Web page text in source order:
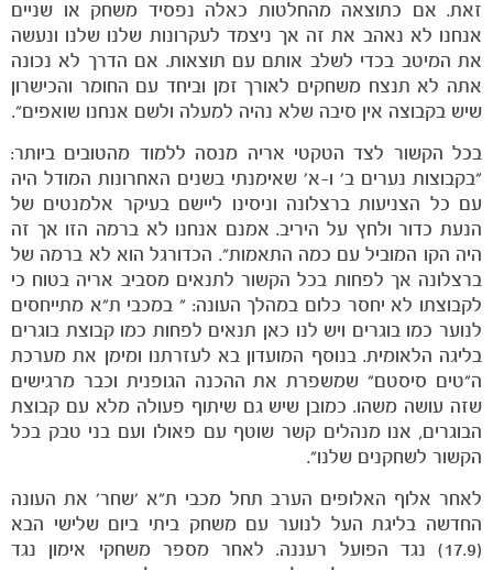
משחקים
ותוצאות
זאת. אם כתוצאה מהחלטות כאלה נפסיד משחק או שניים
אנחנו לא נאהב את זה אך ניצמד לעקרונות שלנו שלנו ונעשה
את המיטב בכדי לשלב אותם עם תוצאות. אם הדרך לא נכונה
אתה לא תנצח משחקים לאורך זמן וביחד עם החומר והכישרון
שיש בקבוצה אין סיבה שלא נהיה למעלה ולשם אנחנו שואפים".
בכל הקשור לצד הטקטי אריה מנסה ללמוד מהטובים ביותר:
"בקבוצות נערים ב' ו-א' שאימנתי בשנים האחרונות המודל היה
עם כל הצניעות ברצלונה וניסינו ליישם בעיקר אלמנטים של
הנעת כדור ולחץ על היריב. אמנם אנחנו לא ברמה הזו אך זה
היה הקו המוביל עם כמה התאמות". הכדורגל הוא לא ברמה של
ברצלונה אך לפחות בכל הקשור לתנאים מסביב אריה בטוח כי
לקבוצתו לא יחסר כלום במהלך העונה: " במכבי ת"א מתייחסים
לנוער כמו בוגרים ויש לנו כאן תנאים לפחות כמו קבוצת בוגרים
בליגה הלאומית. בנוסף המועדון בא לעזרתנו ומימן את מערכת
ה"טים סיסטם" שמשפרת את ההכנה הגופנית וכבר מרגישים
שזה עושה משהו. כמובן שיש גם שיתוף פעולה מלא עם קבוצת
הבוגרים, אנו מנהלים קשר שוטף עם פאולו ועם בני טבק בכל
הקשור לשחקנים שלנו".
לאחר אלוף האלופים הערב תחל מכבי ת"א 'שחר' את העונה
החדשה בליגת העל לנוער עם משחק ביתי ביום שלישי הבא
(17.9) נגד הפועל רעננה. לאחר מספר משחקי אימון נגד